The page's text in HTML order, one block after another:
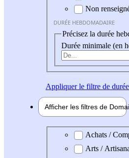
Non
DURÉE HEBDOMADAIRE
Précisez la durée
Durée minimale (en
Appliquerle filtre de
Afficher les filtres de
Domaine professionel
Achats /
Arts /